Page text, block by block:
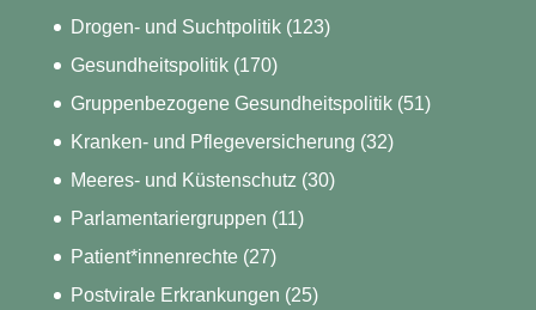
Drogen- und Suchtpolitik(123)
Gesundheitspolitik(170)
Gruppenbezogene Gesundheitspolitik(51)
Kranken- und Pflegeversicherung (32)
Meeres- und Küstenschutz (30)
Parlamentariergruppen (11)
Patient*innenrechte(27)
Postvirale Erkrankungen (25)